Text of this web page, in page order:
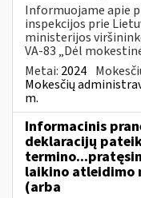
Informuojame apie
inspekcijos prie
ministerijos
VA-83 „Dėl
Metai: 2024
Mokesčių
m.
Informacinis
deklaracijų
laikino atleidimo
(arba